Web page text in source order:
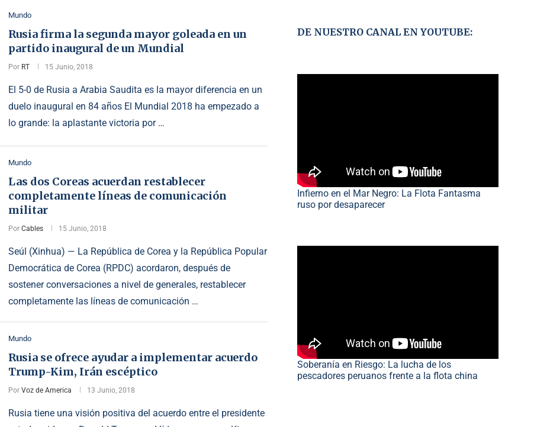
Mundo
Rusia firma la segunda mayor goleada en un
partido inaugural de un Mundial
Por RT 15 Junio, 2018
El 5-0 de Rusia a Arabia Saudita es la mayor diferencia en un
duelo inaugural en 84 años El Mundial 2018 ha empezado a
lo grande: la aplastante victoria por …
Mundo
Las dos Coreas acuerdan restablecer
completamente líneas de comunicación
militar
Por Cables 15 Junio, 2018
Seúl (Xinhua) — La República de Corea y la República Popular
Democrática de Corea (RPDC) acordaron, después de
sostener conversaciones a nivel de generales, restablecer
completamente las líneas de comunicación …
Mundo
Rusia se ofrece ayudar a implementar acuerdo
Trump-Kim, Irán escéptico
Por Voz de America 13 Junio, 2018
Rusia tiene una visión positiva del acuerdo entre el presidente
DE NUESTRO CANAL EN YOUTUBE:
Infierno en el Mar Negro: La Flota Fantasma
ruso por desaparecer
Soberanía en Riesgo: La lucha de los
pescadores peruanos frente a la flota china